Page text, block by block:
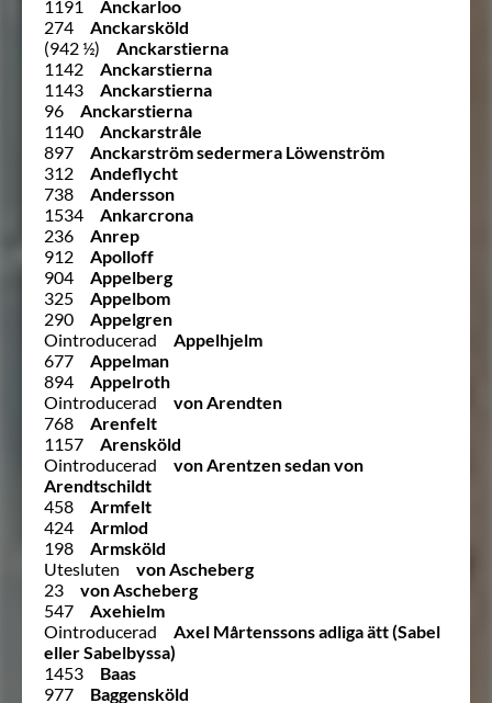
1191
Anckarloo
274
Anckarsköld
(942 ½)
Anckarstierna
1142
Anckarstierna
1143
Anckarstierna
96
Anckarstierna
1140
Anckarstråle
897
Anckarström sedermera Löwenström
312
Andeflycht
738
Andersson
1534
Ankarcrona
236
Anrep
912
Apolloff
904
Appelberg
325
Appelbom
290
Appelgren
Ointroducerad
Appelhjelm
677
Appelman
894
Appelroth
Ointroducerad
von Arendten
768
Arenfelt
1157
Arensköld
Ointroducerad
von Arentzen sedan von
Arendtschildt
458
Armfelt
424
Armlod
198
Armsköld
Utesluten
von Ascheberg
23
von Ascheberg
547
Axehielm
Ointroducerad
Axel Mårtenssons adliga ätt (Sabel
eller Sabelbyssa)
1453
Baas
977
Baggensköld